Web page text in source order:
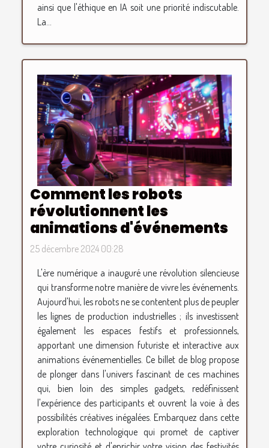
ainsi que l'éthique en IA soit une priorité indiscutable.
La...
Comment les robots
révolutionnent les
animations d'événements
25 décembre 2024 00:28
L'ère numérique a inauguré une révolution silencieuse
qui transforme notre manière de vivre les événements.
Aujourd'hui, les robots ne se contentent plus de peupler
les lignes de production industrielles ; ils investissent
également les espaces festifs et professionnels,
apportant une dimension futuriste et interactive aux
animations événementielles. Ce billet de blog propose
de plonger dans l'univers fascinant de ces machines
qui, bien loin des simples gadgets, redéfinissent
l'expérience des participants et ouvrent la voie à des
possibilités créatives inégalées. Embarquez dans cette
exploration technologique qui promet de captiver